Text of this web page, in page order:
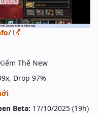
Thế New
Drop 97%
Beta: 17/10/2025 (19h)